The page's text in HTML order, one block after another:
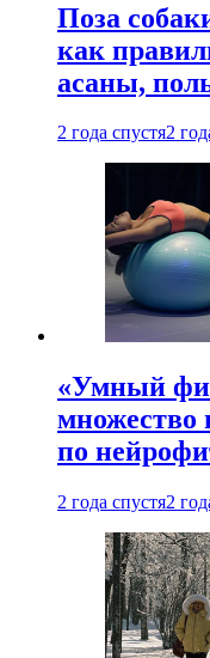
Поза
как
асаны,
2 года спустя2
«Умный
множество
по
2 года спустя2